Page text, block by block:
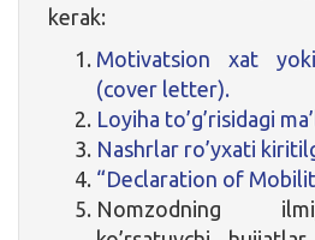
kerak:
Motivatsion xat
(cover letter).
Loyiha to’g’risidagi
Nashrlar ro’yxati
“Declaration of
Nomzodning